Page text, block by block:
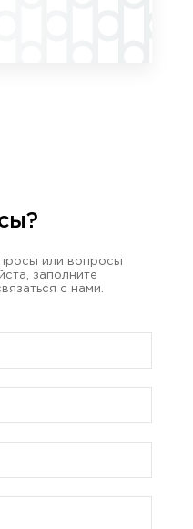
или вопросы
заполните
с нами.